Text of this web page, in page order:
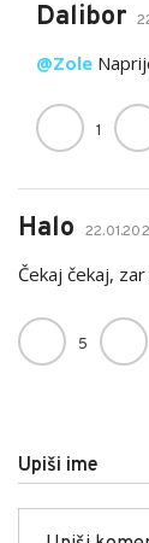
Dalibor
@Zole
1
Halo
Čekaj čekaj,
5
Upiši ime